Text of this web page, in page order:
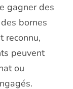
gagner des
bornes
reconnu,
peuvent
ou